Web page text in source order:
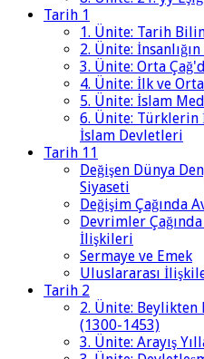
Tarih 1
1. Ünite: Tarih
2. Ünite:
3. Ünite: Orta
4. Ünite: İlk ve
5. Ünite: İslam
6. Ünite: Türklerin
İslam Devletleri
Tarih 11
Değişen Dünya
Siyaseti
Değişim Çağında
Devrimler
İlişkileri
Sermaye ve Emek
Uluslararası
Tarih 2
2. Ünite: Beylikten
(1300-1453)
3. Ünite: Arayış